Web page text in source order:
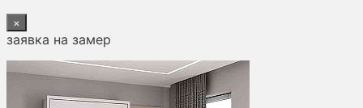
×
заявка на замер